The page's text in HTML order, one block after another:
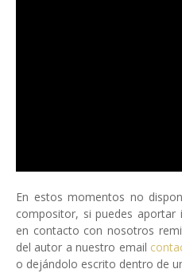
En estos momentos no
compositor, si puedes
en contacto con nosotros
del autor a nuestro email
o dejándolo escrito dentro de